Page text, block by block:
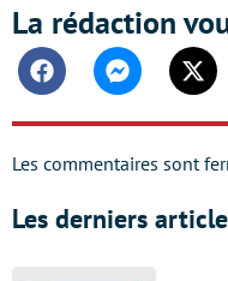
La rédaction
FacebookMessenger
Les commentaires sont
Les derniers